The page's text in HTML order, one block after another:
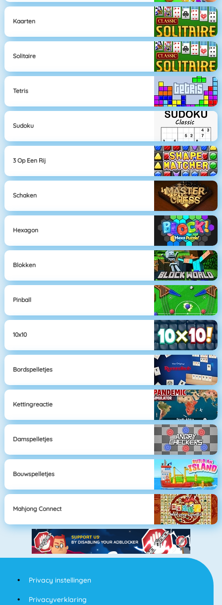
Kaarten
Solitaire
Tetris
Sudoku
3 Op Een Rij
Schaken
Hexagon
Blokken
Pinball
10x10
Bordspelletjes
Kettingreactie
Damspelletjes
Bouwspelletjes
Mahjong Connect
Privacy instellingen
Privacyverklaring